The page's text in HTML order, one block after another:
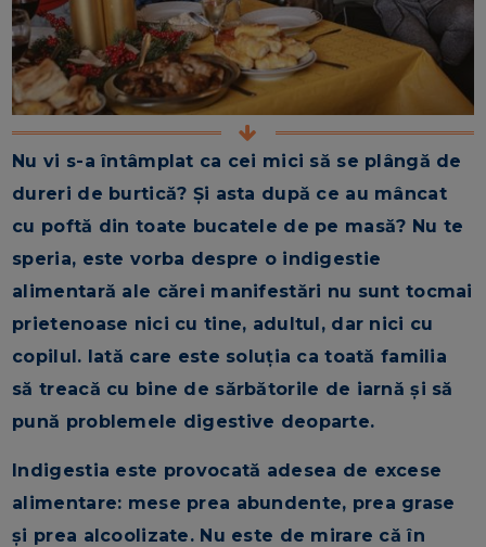
Nu vi s-a întâmplat ca cei mici să se plângă de
dureri de burtică? Și asta după ce au mâncat
cu poftă din toate bucatele de pe masă? Nu te
speria, este vorba despre o indigestie
alimentară ale cărei manifestări nu sunt tocmai
prietenoase nici cu tine, adultul, dar nici cu
copilul. Iată care este soluția ca toată familia
să treacă cu bine de sărbătorile de iarnă și să
pună problemele digestive deoparte.
Indigestia este provocată adesea de excese
alimentare: mese prea abundente, prea grase
și prea alcoolizate. Nu este de mirare că în